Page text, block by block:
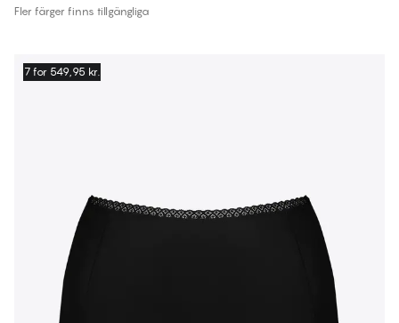
Fler färger finns tillgängliga
7 for 549,95 kr.